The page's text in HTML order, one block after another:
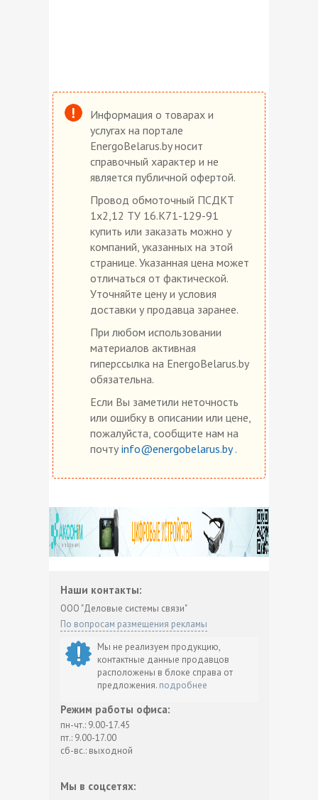
Информация о товарах и
услугах на портале
EnergoBelarus.by носит
справочный характер и не
является публичной офертой.
Провод обмоточный ПСДКТ
1х2,12 ТУ 16.К71-129-91
купить или заказать можно у
компаний, указанных на этой
странице. Указанная цена может
отличаться от фактической.
Уточняйте цену и условия
доставки у продавца заранее.
При любом использовании
материалов активная
гиперссылка на EnergoBelarus.by
обязательна.
Если Вы заметили неточность
или ошибку в описании или цене,
пожалуйста, сообщите нам на
почту info@energobelarus.by.
Наши контакты:
ООО "Деловые системы связи"
По вопросам размещения рекламы
Мы не реализуем продукцию,
контактные данные продавцов
расположены в блоке справа от
предложения. подробнее
Режим работы офиса:
пн-чт.: 9.00-17.45
пт.: 9.00-17.00
сб-вс.: выходной
Мы в соцсетях: